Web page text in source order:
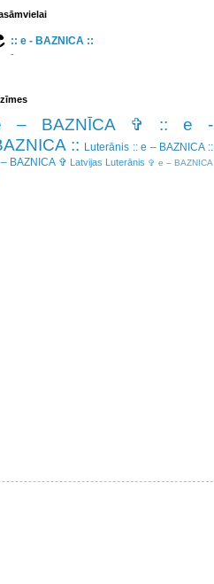
:: e - BAZNICA ::
-
– BAZNĪCA ✞
:: e -
:: Luterānis :: e – BAZNICA ::
BAZNICA ✞ Latvijas Luterānis ✞ e – BAZNICA